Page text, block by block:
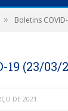
» Boletins
19 (23/03/
DE 2021